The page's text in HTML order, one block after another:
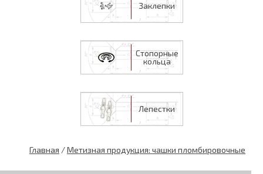
Заклепки
Стопорные
кольца
Лепестки
Главная /Метизная продукция: чашки пломбировочные